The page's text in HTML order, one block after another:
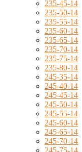
235-45-14
235-50-14
235-55-14
235-60-14
235-65-14
235-70-14
235-75-14
235-80-14
245-35-14
245-40-14
245-45-14
245-50-14
245-55-14
245-60-14
245-65-14
245-70-14